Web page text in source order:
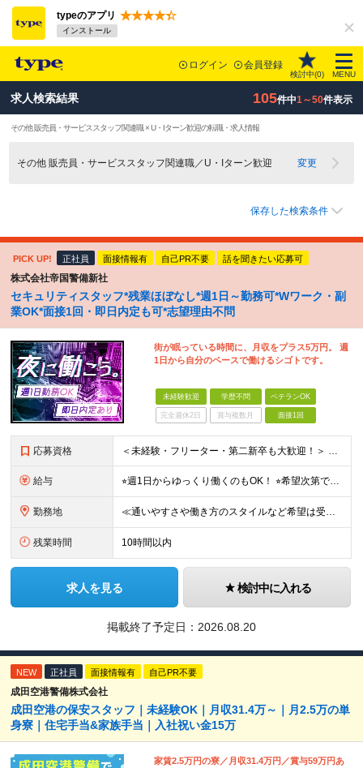
typeのアプリ
インストール
ログイン 会員登録
検討中(0) MENU
求人検索結果 105件中1～50件表示
その他 販売員・サービススタッフ関連職 × U・Iターン歓迎の転職・求人情報
その他 販売員・サービススタッフ関連職／U・Iターン歓迎 変更
保存した検索条件
PICK UP! 正社員 面接情報有 自己PR不要 話を聞きたい応募可
株式会社帝国警備新社
セキュリティスタッフ*残業ほぼなし*週1日～勤務可*Wワーク・副
業OK*面接1回・即日内定も可*志望理由不問
街が眠っている時間に、月収をプラス5万円。 週
1日から自分のペースで働けるシゴトです。
未経験歓迎 学歴不問 ベテランOK
完全週休2日 賞与複数月 面接1回
応募資格 ＜未経験・フリーター・第二新卒も大歓迎！＞ ※学歴不問 ★堅苦しい志望動機は必要なし！ ★コミュ力に自信がなくてもOK！ ★特別な資格や専門知識は必要ありません！ 【こんな想いをお持ちの方はぜひ
給与 ⭐︎週1日からゆっくり働くのもOK！ ⭐︎希望次第で収入UPも可能！ 当務（当直）／日給21,450円～24,700円 長夜勤／日給13,650円～15,275円 ※支給方法※ 15日締め、25日
勤務地 ≪通いやすさや働き方のスタイルなど希望は受け入れます！》 ★転居を伴う転勤なし ★直行直帰が基本 ★駅チカ・オープニング案件も多数 ・希望に応じて東京都内近郊、ほか神奈川・千葉・埼玉も含め、配属先を
残業時間 10時間以内
求人を見る 検討中に入れる
掲載終了予定日： 2026.08.20
NEW 正社員 面接情報有 自己PR不要
成田空港警備株式会社
成田空港の保安スタッフ｜未経験OK｜月収31.4万～｜月2.5万の単
身寮｜住宅手当&家族手当｜入社祝い金15万
家賃2.5万円の寮／月収31.4万円／賞与59万円あ